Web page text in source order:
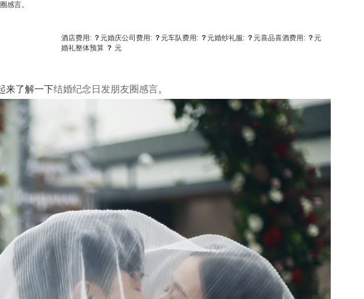
感言。
酒店费用: ？元婚庆公司费用: ？元车队费用: ？元婚纱礼服: ？元喜品喜酒费用: ？元
婚礼整体预算 ？ 元
来了解一下结婚纪念日发朋友圈感言。